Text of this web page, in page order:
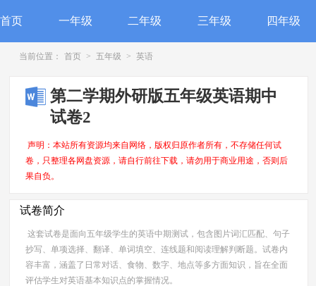
首页 一年级 二年级 三年级 四年级
当前位置： 首页 > 五年级 > 英语
第二学期外研版五年级英语期中
试卷2
声明：本站所有资源均来自网络，版权归原作者所有，不存储任何试
卷，只整理各网盘资源，请自行前往下载，请勿用于商业用途，否则后
果自负。
试卷简介
这套试卷是面向五年级学生的英语中期测试，包含图片词汇匹配、句子
抄写、单项选择、翻译、单词填空、连线题和阅读理解判断题。试卷内
容丰富，涵盖了日常对话、食物、数字、地点等多方面知识，旨在全面
评估学生对英语基本知识点的掌握情况。